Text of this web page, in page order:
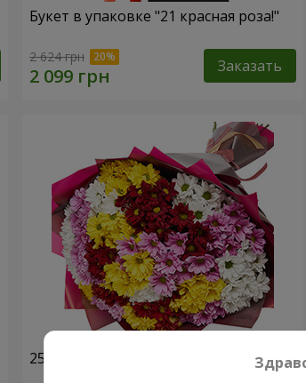
Букет в упаковке "21 красная роза!"
2 624 грн Заказать
25 разноцветных хризантем!